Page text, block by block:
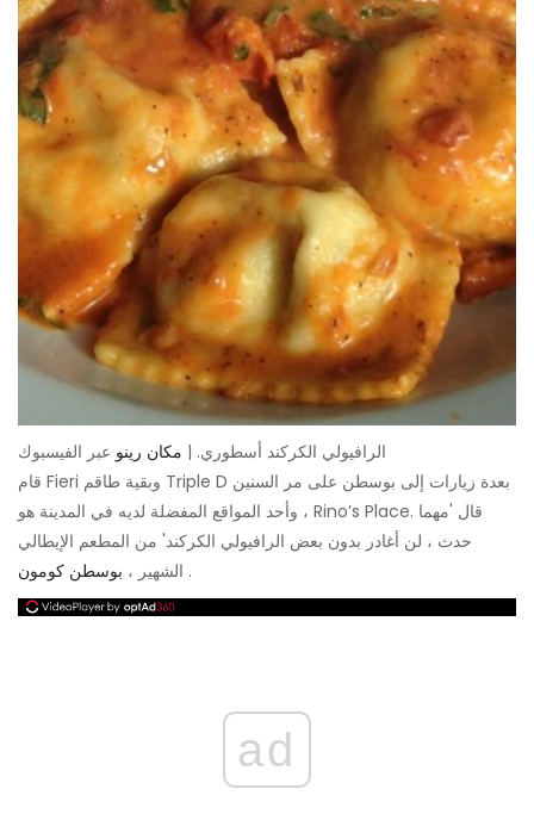
الرافيولي الكركند أسطوري. | مكان رينو عبر الفيسبوك
قام Fieri وبقية طاقم Triple D بعدة زيارات إلى بوسطن على مر السنين
، وأحد المواقع المفضلة لديه في المدينة هو Rino’s Place. قال 'مهما
حدث ، لن أغادر بدون بعض الرافيولي الكركند' من المطعم الإيطالي
الشهير ، بوسطن كومون .
ad